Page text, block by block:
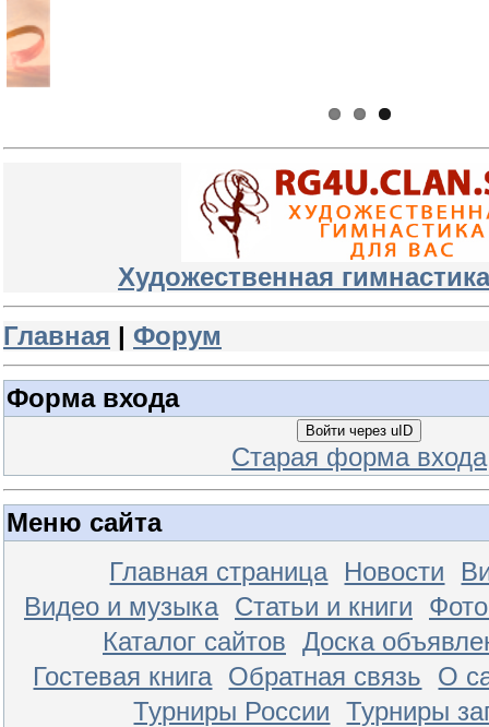
Художественная
Главная | Форум
Форма входа
Войти через uID
Старая форма входа
Меню сайта
Главная страница
Новости
Видео и музыка Статьи и книги
Каталог сайтов Доска
Гостевая книга Обратная связь
О
Турниры России
Турниры